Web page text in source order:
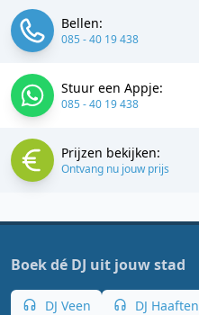
Bellen:
085 - 40 19 438
Stuur een Appje:
085 - 40 19 438
Prijzen bekijken:
Ontvang nu jouw prijs
Boek dé DJ uit jouw stad
DJ Veen DJ Haaften